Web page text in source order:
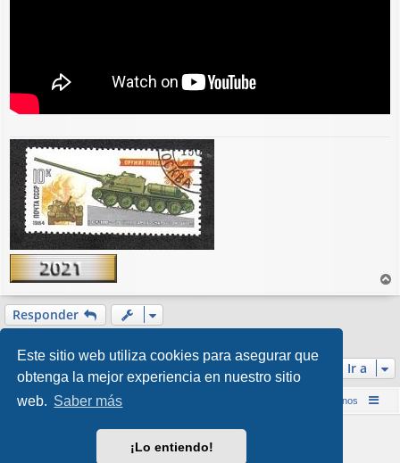
Este sitio web utiliza cookies para asegurar que
obtenga la mejor experiencia en nuestro sitio
web. Saber más
¡Lo entiendo!
r
a
Responder
Ir a
Inicio (Web) Foro Punta de Lanza Wargames Contáctenos
Desarrollado porphpBB® Forum Software © phpBB Limited
Style porArty&